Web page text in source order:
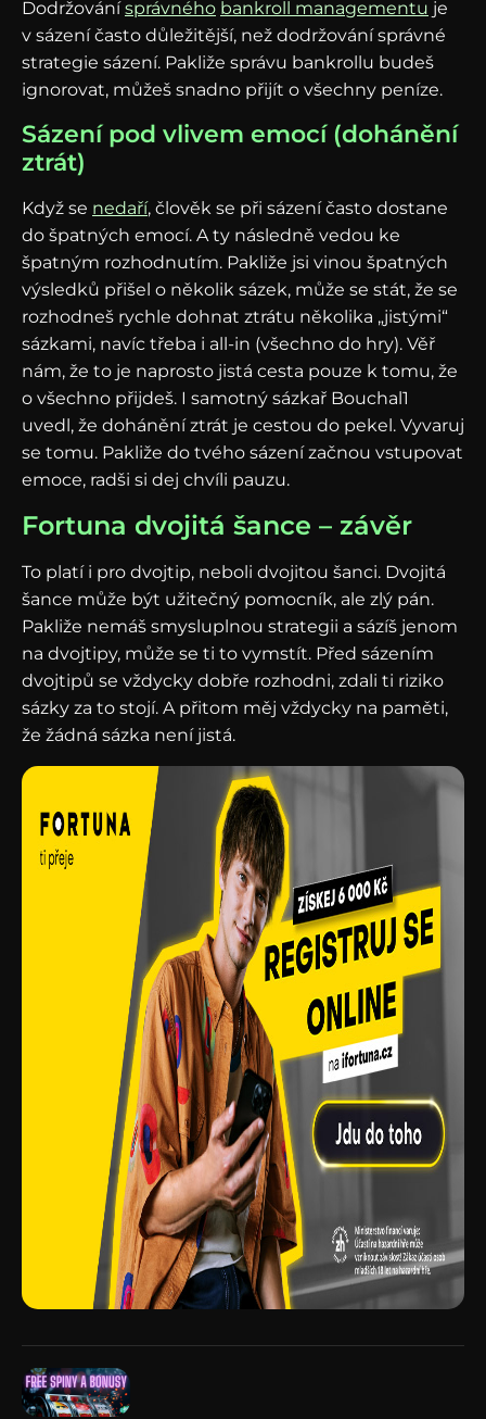
Dodržovánísprávného bankroll managementu je
v sázení často důležitější, než dodržování správné
strategie sázení. Pakliže správu bankrollu budeš
ignorovat, můžeš snadno přijít o všechny peníze.
Sázení pod vlivem emocí (dohánění
ztrát)
Když se nedaří, člověk se při sázení často dostane
do špatných emocí. A ty následně vedou ke
špatným rozhodnutím. Pakliže jsi vinou špatných
výsledků přišel o několik sázek, může se stát, že se
rozhodneš rychle dohnat ztrátu několika „jistými“
sázkami, navíc třeba i all-in (všechno do hry). Věř
nám, že to je naprosto jistá cesta pouze k tomu, že
o všechno přijdeš. I samotný sázkař Bouchal1
uvedl, že dohánění ztrát je cestou do pekel. Vyvaruj
se tomu. Pakliže do tvého sázení začnou vstupovat
emoce, radši si dej chvíli pauzu.
Fortuna dvojitá šance – závěr
To platí i pro dvojtip, neboli dvojitou šanci. Dvojitá
šance může být užitečný pomocník, ale zlý pán.
Pakliže nemáš smysluplnou strategii a sázíš jenom
na dvojtipy, může se ti to vymstít. Před sázením
dvojtipů se vždycky dobře rozhodni, zdali ti riziko
sázky za to stojí. A přitom měj vždycky na paměti,
že žádná sázka není jistá.